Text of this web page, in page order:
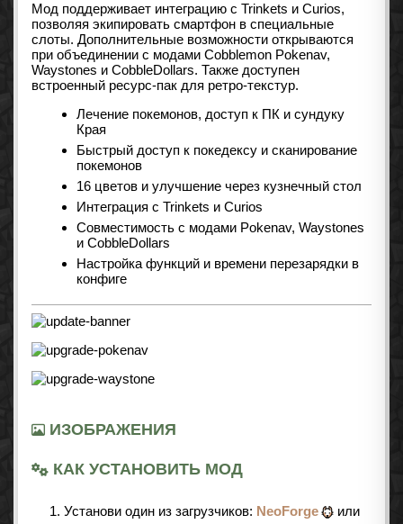
Мод поддерживает интеграцию с Trinkets и Curios,
позволяя экипировать смартфон в специальные
слоты. Дополнительные возможности открываются
при объединении с модами Cobblemon Pokenav,
Waystones и CobbleDollars. Также доступен
встроенный ресурс-пак для ретро-текстур.
Лечение покемонов, доступ к ПК и сундуку
Края
Быстрый доступ к покедексу и сканирование
покемонов
16 цветов и улучшение через кузнечный стол
Интеграция с Trinkets и Curios
Совместимость с модами Pokenav, Waystones
и CobbleDollars
Настройка функций и времени перезарядки в
конфиге
ИЗОБРАЖЕНИЯ
КАК УСТАНОВИТЬ МОД
Установи один из загрузчиков: NeoForge
или